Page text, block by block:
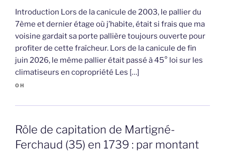
Introduction Lors de la canicule de 2003, le pallier du
7ème et dernier étage où j’habite, était si frais que ma
voisine gardait sa porte pallière toujours ouverte pour
profiter de cette fraîcheur. Lors de la canicule de fin
juin 2026, le même pallier était passé à 45° loi sur les
climatiseurs en copropriété Les […]
OH
Rôle de capitation de Martigné-
Ferchaud (35) en 1739 : par montant